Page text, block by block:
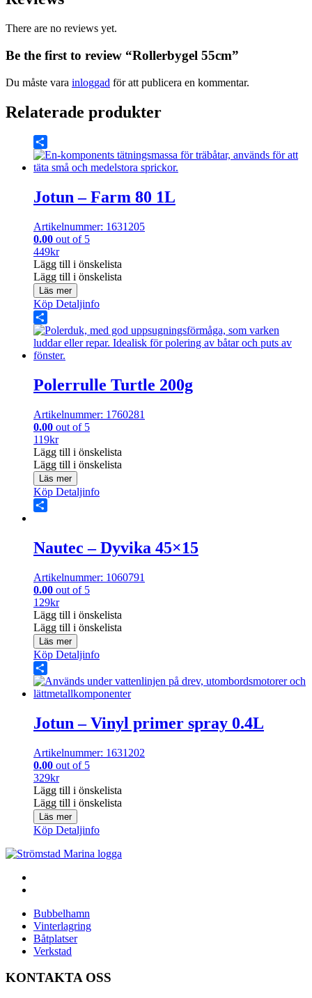
There are no reviews yet.
Be the first to review “Rollerbygel 55cm”
Du måste vara inloggad för att publicera en kommentar.
Relaterade produkter
Share
Jotun – Farm 80 1L
Artikelnummer: 1631205
0.00 out of 5
449kr
Lägg till i önskelista
Lägg till i önskelista
Läs mer
Köp Detaljinfo
Share
Polerrulle Turtle 200g
Artikelnummer: 1760281
0.00 out of 5
119kr
Lägg till i önskelista
Lägg till i önskelista
Läs mer
Köp Detaljinfo
Nautec – Dyvika 45×15
Artikelnummer: 1060791
0.00 out of 5
129kr
Lägg till i önskelista
Lägg till i önskelista
Läs mer
Köp Detaljinfo
Share
Jotun – Vinyl primer spray 0.4L
Artikelnummer: 1631202
0.00 out of 5
329kr
Lägg till i önskelista
Lägg till i önskelista
Läs mer
Köp Detaljinfo
Bubbelhamn
Vinterlagring
Båtplatser
Verkstad
KONTAKTA OSS